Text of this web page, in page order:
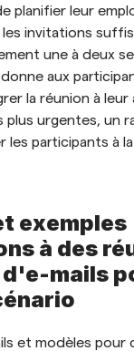
planifier leur
les invitations
une à deux
aux
la réunion à leur
plus urgentes, un
les participants à
exemples
à des
mails
et modèles pour